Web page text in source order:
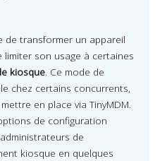
de transformer un appareil
son usage à certaines
kiosque . Ce mode de
chez certains concurrents,
en place via TinyMDM.
de configuration
de
kiosque en quelques